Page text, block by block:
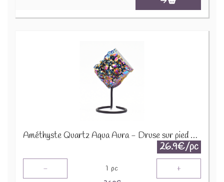
Améthyste Quartz Aqua Aura - Druse sur pied en métal DAT3
26.9€/pc
- 1 pc +